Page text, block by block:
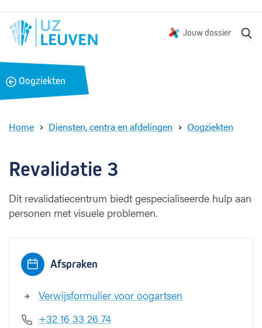
Jouw dossier
B
a
k
Oogziekten
Home Diensten, centra en afdelingen Oogziekten
i
Revalidatie 3
Dit revalidatiecentrum biedt gespecialiseerde hulp aan
personen met visuele problemen.
Afspraken
Verwijsformulier voor oogartsen
+32 16 33 26 74